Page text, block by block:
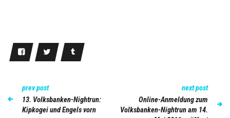
prev post
13. Volksbanken-Nightrun:
Kipkogei und Engels vorn
next post
Online-Anmeldung zum
Volksbanken-Nightrun am 14.